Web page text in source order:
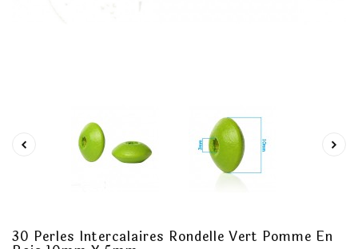
30 Perles Intercalaires Rondelle Vert Pomme En